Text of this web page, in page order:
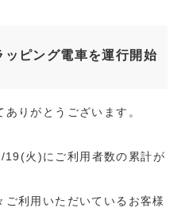
ピング電車を運行開始
りがとうございます。
19(火)にご利用者数の累計が
利用いただいているお客様